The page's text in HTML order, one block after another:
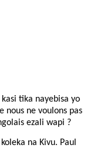
tika nayebisa yo
nous ne voulons pas
ezali wapi ?
na Kivu. Paul